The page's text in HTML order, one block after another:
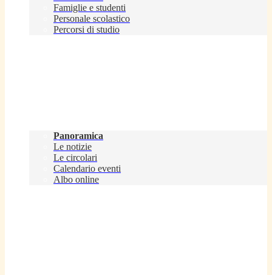
Famiglie e studenti
Personale scolastico
Percorsi di studio
Panoramica
Le notizie
Le circolari
Calendario eventi
Albo online